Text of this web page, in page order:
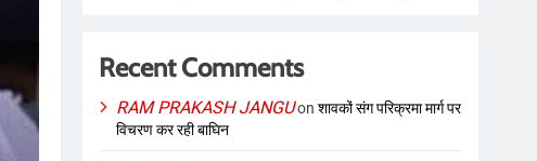
Recent Comments
RAM PRAKASH JANGUonशावकों संग परिक्रमा मार्ग पर
विचरण कर रही बाघिन